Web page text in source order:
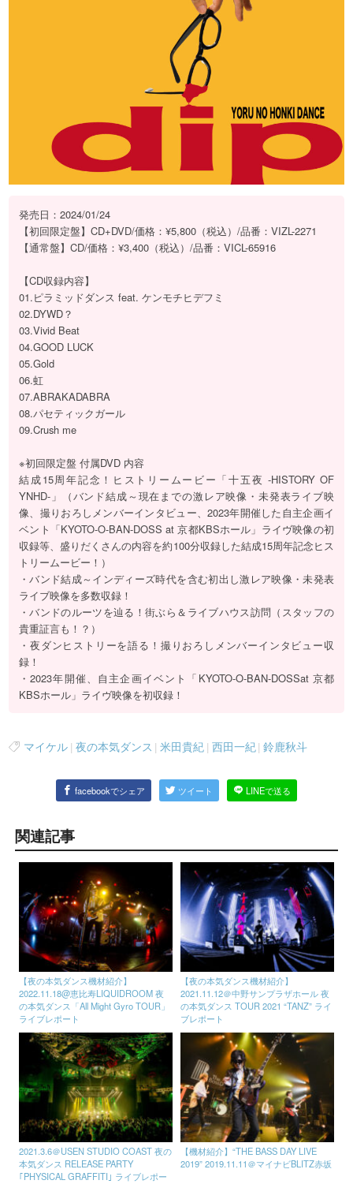
発売日：2024/01/24
【初回限定盤】CD+DVD/価格：¥5,800（税込）/品番：VIZL-2271
【通常盤】CD/価格：¥3,400（税込）/品番：VICL-65916
【CD収録内容】
01.ピラミッドダンス feat. ケンモチヒデフミ
02.DYWD？
03.Vivid Beat
04.GOOD LUCK
05.Gold
06.虹
07.ABRAKADABRA
08.パセティックガール
09.Crush me
※初回限定盤 付属DVD 内容
結成15周年記念！ヒストリームービー「十五夜 -HISTORY OF
YNHD-」（バンド結成～現在までの激レア映像・未発表ライブ映
像、撮りおろしメンバーインタビュー、2023年開催した自主企画イ
ベント「KYOTO-O-BAN-DOSS at 京都KBSホール」ライヴ映像の初
収録等、盛りだくさんの内容を約100分収録した結成15周年記念ヒス
トリームービー！）
・バンド結成～インディーズ時代を含む初出し激レア映像・未発表
ライブ映像を多数収録！
・バンドのルーツを辿る！街ぶら＆ライブハウス訪問（スタッフの
貴重証言も！？）
・夜ダンヒストリーを語る！撮りおろしメンバーインタビュー収
録！
・2023年開催、自主企画イベント「KYOTO-O-BAN-DOSSat 京都
KBSホール」ライヴ映像を初収録！
マイケル | 夜の本気ダンス | 米田貴紀 | 西田一紀| 鈴鹿秋斗
facebookでシェア ツイート LINEで送る
関連記事
【夜の本気ダンス機材紹介】
2022.11.18@恵比寿LIQUIDROOM 夜
の本気ダンス「All Might Gyro TOUR」
ライブレポート
【夜の本気ダンス機材紹介】
2021.11.12＠中野サンプラザホール 夜
の本気ダンス TOUR 2021 “TANZ” ライ
ブレポート
2021.3.6＠USEN STUDIO COAST 夜の
本気ダンス RELEASE PARTY
｢PHYSICAL GRAFFITI｣ ライブレポー
【機材紹介】“THE BASS DAY LIVE
2019” 2019.11.11＠マイナビBLITZ赤坂